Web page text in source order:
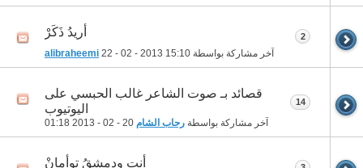
أريدُ ذَكَرْ
آخر مشاركة بواسطة alibraheemi 22 - 02 - 2013 15:10
2
قصائد بـ صوت الشاعر غالب الحبسي على
اليوتيوب
آخر مشاركة بواسطة رحاب الشام 01:18
14
أنتِ ودمشقُ توأمانْ